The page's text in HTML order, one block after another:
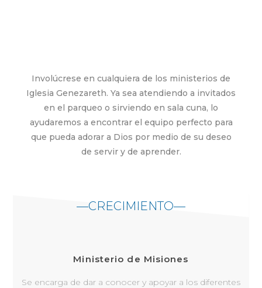
Involúcrese en cualquiera de los ministerios de
Iglesia Genezareth. Ya sea atendiendo a invitados
en el parqueo o sirviendo en sala cuna, lo
ayudaremos a encontrar el equipo perfecto para
que pueda adorar a Dios por medio de su deseo
de servir y de aprender.
—CRECIMIENTO—
Ministerio de Misiones
Se encarga de dar a conocer y apoyar a los diferentes